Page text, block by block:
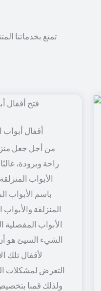
تمتع بخدماتنا
أقفال
من أجل جعل
راحة وبرودة،
الأبواب
باسم الأبواب
المنزلقة والأبواب
الأبواب المفصلية
الشيء السيئ هو أن
لأقفال تلك
التعرض لمشكلات
ولذلك قمنا